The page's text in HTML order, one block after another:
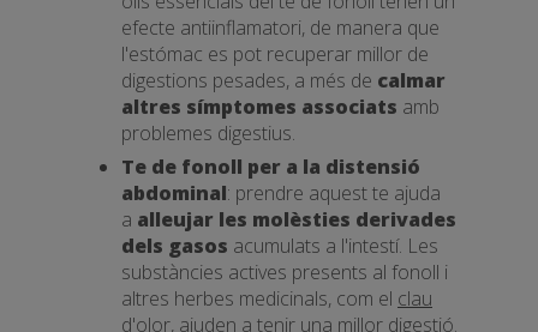
efecte antiinflamatori, de manera que
l'estómac es pot recuperar millor de
digestions pesades, a més de calmar
altres símptomes associats amb
problemes digestius.
Te de fonoll per a la distensió
abdominal: prendre aquest te ajuda
a alleujar les molèsties derivades
dels gasos acumulats a l'intestí. Les
substàncies actives presents al fonoll i
altres herbes medicinals, com el clau
d'olor, ajuden a tenir una millor digestió.